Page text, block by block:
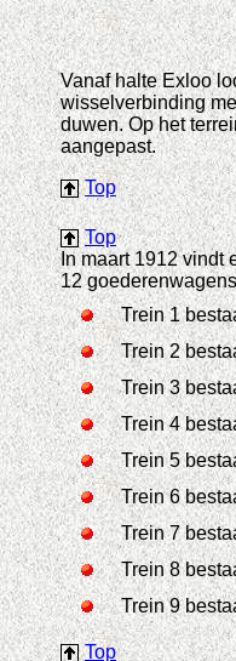
Vanaf halte Exloo
wisselverbinding
duwen. Op het
aangepast.
Top
Top
In maart 1912 vindt
12
Trein 1
Trein 2
Trein 3
Trein 4
Trein 5
Trein 6
Trein 7
Trein 8
Trein 9
Top